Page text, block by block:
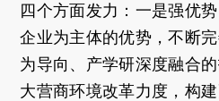
四个方面发力：一是强优
企业为主体的优势，不断
为导向、产学研深度融合
大营商环境改革力度，构